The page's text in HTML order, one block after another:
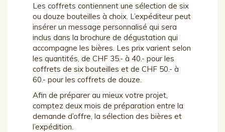
Les coffrets contiennent une sélection de six
ou douze bouteilles à choix. L’expéditeur peut
insérer un message personnalisé qui sera
inclus dans la brochure de dégustation qui
accompagne les bières. Les prix varient selon
les quantités, de CHF 35.- à 40.- pour les
coffrets de six bouteilles et de CHF 50.- à
60.- pour les coffrets de douze.
Afin de préparer au mieux votre projet,
comptez deux mois de préparation entre la
demande d’offre, la sélection des bières et
l’expédition.